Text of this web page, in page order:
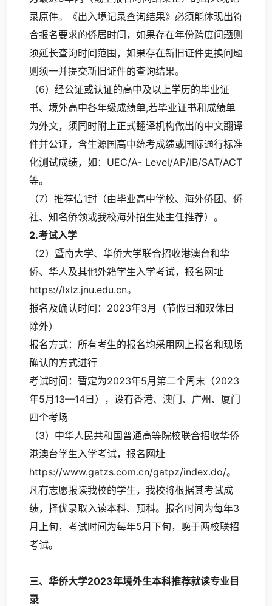
录原件。《出入境记录查询结果》必须能体现出符
合报名要求的侨居时间，如果存在年份跨度问题则
须延长查询时间范围，如果存在新旧证件更换问题
则须一并提交新旧证件的查询结果。
（6）经公证或认证的高中及以上学历的毕业证
书、境外高中各年级成绩单,若毕业证书和成绩单
为外文，须同时附上正式翻译机构做出的中文翻译
件并公证，含生源国高中统考成绩或国际通行标准
化测试成绩，如：UEC/A- Level/AP/IB/SAT/ACT
等。
（7）推荐信1封（由毕业高中学校、海外侨团、侨
社、知名侨领或我校海外招生处主任推荐）。
2.考试入学
（2）暨南大学、华侨大学联合招收港澳台和华
侨、华人及其他外籍学生入学考试，报名网址
https://lxlz.jnu.edu.cn。
报名及确认时间：2023年3月（节假日和双休日
除外）
报名方式：所有考生的报名均采用网上报名和现场
确认的方式进行
考试时间：暂定为2023年5月第二个周末（2023
年5月13—14日），设有香港、澳门、广州、厦门
四个考场
（3）中华人民共和国普通高等院校联合招收华侨
港澳台学生入学考试，报名网址
https://www.gatzs.com.cn/gatpz/index.do/。
凡有志愿报读我校的学生，我校将根据其考试成
绩，择优录取入读本科、预科。报名时间为每年3
月上旬，考试时间为每年5月下旬，晚于两校联招
考试。
三、华侨大学2023年境外生本科推荐就读专业目
录